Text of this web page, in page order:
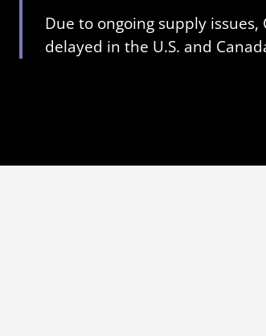
Due to ongoing supply
delayed in the U.S. and